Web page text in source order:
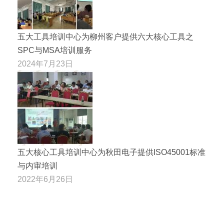
五大工具培训中心为柳州客户提供六大核心工具之
SPC与MSA培训服务
2024年7月23日
五大核心工具培训中心为秋田电子提供ISO45001标准
与内审培训
2022年6月26日